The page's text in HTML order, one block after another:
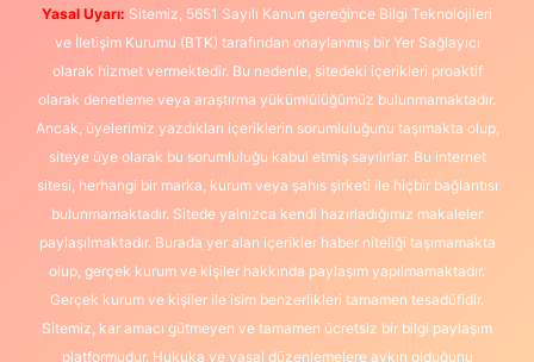
Yasal Uyarı: Sitemiz, 5651 Sayılı Kanun gereğince Bilgi Teknolojileri
ve İletişim Kurumu (BTK) tarafından onaylanmış bir Yer Sağlayıcı
olarak hizmet vermektedir. Bu nedenle, sitedeki içerikleri proaktif
olarak denetleme veya araştırma yükümlülüğümüz bulunmamaktadır.
Ancak, üyelerimiz yazdıkları içeriklerin sorumluluğunu taşımakta olup,
siteye üye olarak bu sorumluluğu kabul etmiş sayılırlar. Bu internet
sitesi, herhangi bir marka, kurum veya şahıs şirketi ile hiçbir bağlantısı
bulunmamaktadır. Sitede yalnızca kendi hazırladığımız makaleler
paylaşılmaktadır. Burada yer alan içerikler haber niteliği taşımamakta
olup, gerçek kurum ve kişiler hakkında paylaşım yapılmamaktadır.
Gerçek kurum ve kişiler ile isim benzerlikleri tamamen tesadüfidir.
Sitemiz, kar amacı gütmeyen ve tamamen ücretsiz bir bilgi paylaşım
platformudur. Hukuka ve yasal düzenlemelere aykırı olduğunu